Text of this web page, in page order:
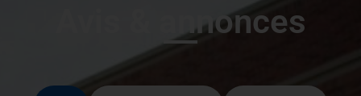
Avis & annonces